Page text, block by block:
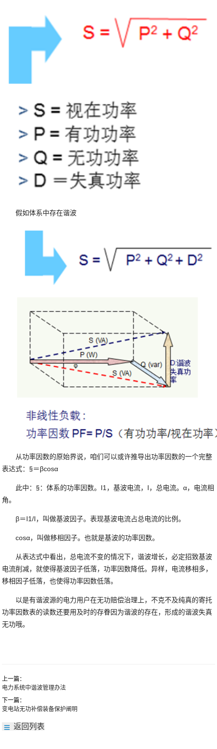
假如体系中存在谐波
从功率因数的原始界说，咱们可以或许推导出功率因数的一个完整
表达式：§＝βcosα
此中：§：体系的功率因数。I1，基波电流，I，总电流。α，电流相
角。
β＝I1/I，叫做基波因子。表现基波电流占总电流的比例。
cosα，叫做移相因子。也就是基波的功率因数。
从表达式中看出，总电流不变的情况下，谐波增长，必定招致基波
电流削减，就使得基波因子低落，功率因数降低。异样，电流移相多，
移相因子低落，也使得功率因数低落。
以是有谐波源的电力用户在无功赔偿治理上，不克不及纯真的寄托
功率因数表的读数还要用及时的存眷因为谐波的存在，形成的谐波失真
无功哦。
上一篇：
电力系统中谐波管理办法
下一篇：
变电站无功补偿装备保护阐明
返回列表